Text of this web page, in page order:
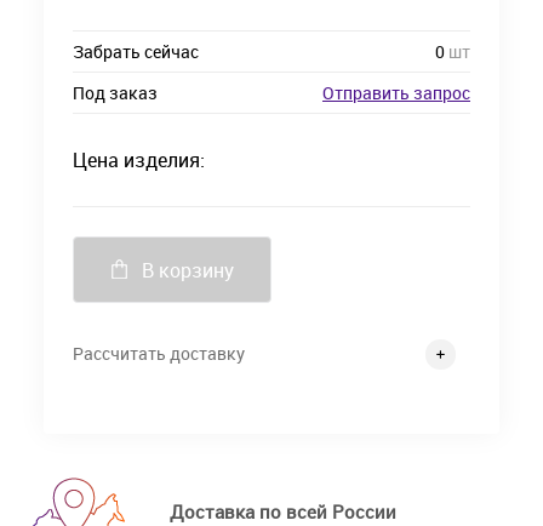
Забрать сейчас 0 шт
Под заказ
Отправить запрос
Цена изделия:
В корзину
Рассчитать доставку
Доставка по всей России